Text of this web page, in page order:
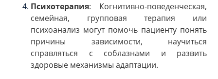
Психотерапия: Когнитивно-поведенческая,
семейная, групповая терапия или
психоанализ могут помочь пациенту понять
причины зависимости, научиться
справляться с соблазнами и развить
здоровые механизмы адаптации.